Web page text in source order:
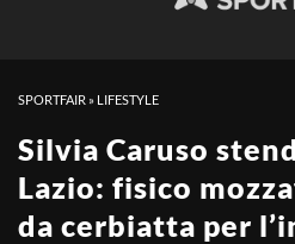
SPORTFAIR » LIFESTYLE
Silvia Caruso
Lazio: fisico
da cerbiatta per